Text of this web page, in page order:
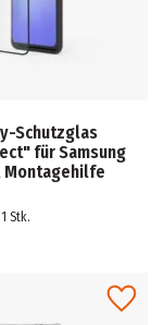
Schutzglas
für Samsung
Montagehilfe
1 Stk.